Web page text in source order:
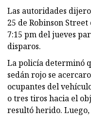
Las autoridades
25 de Robinson
7:15 pm del jueves
disparos.
La policía determinó
sedán rojo se
ocupantes del
o tres tiros hacia el
resultó herido. Luego,